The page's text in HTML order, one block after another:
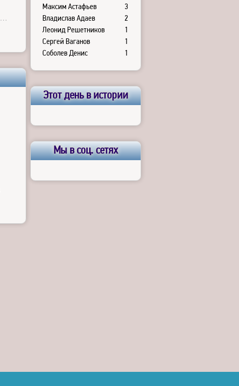
Максим Астафьев
3
Владислав Адаев
2
Леонид Решетников
1
Сергей Ваганов
1
Соболев Денис
1
Этот день в истории
Мы в соц. сетях